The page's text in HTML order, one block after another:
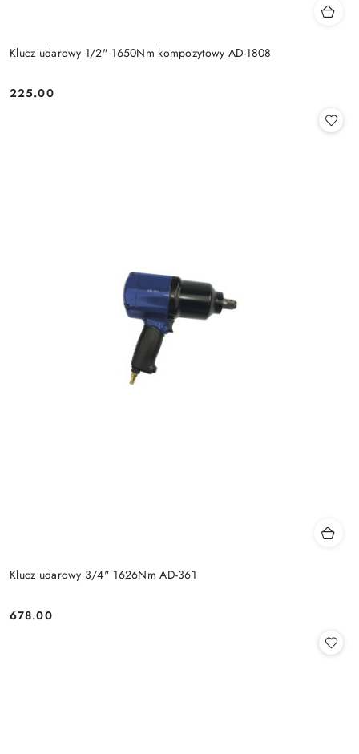
Klucz udarowy 1/2" 1650Nm kompozytowy AD-1808
Cena:
225.00
Klucz udarowy 3/4" 1626Nm AD-361
Cena:
678.00